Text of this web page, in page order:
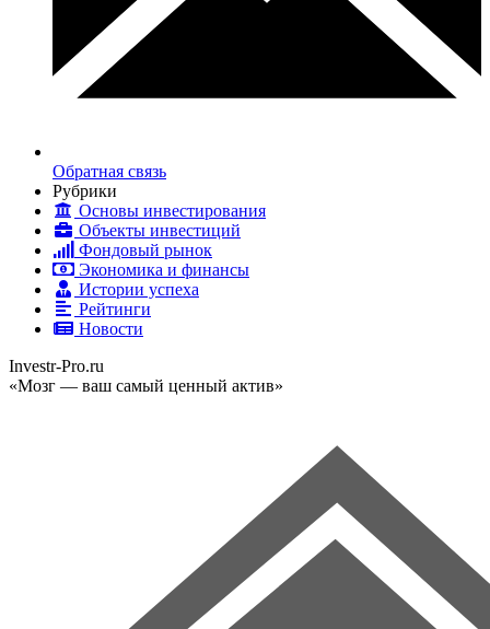
Обратная связь
Рубрики
Основы инвестирования
Объекты инвестиций
Фондовый рынок
Экономика и финансы
Истории успеха
Рейтинги
Новости
Investr-Pro.ru
«Мозг — ваш самый ценный актив»